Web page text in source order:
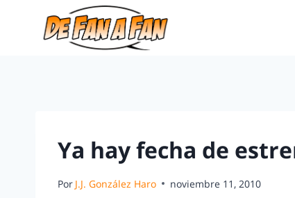
Ya hay fecha de
Por J.J. González Haro noviembre 11, 2010